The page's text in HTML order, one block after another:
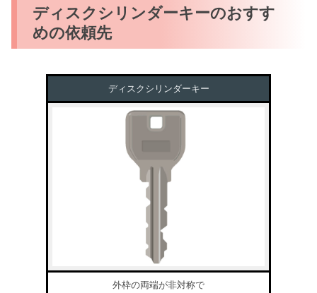
ディスクシリンダーキーのおすす
めの依頼先
ディスクシリンダーキー
外枠の両端が非対称で